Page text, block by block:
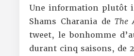
Une information plutôt
Shams Charania deThe
tweet, le bonhomme
durant cinq saisons, de